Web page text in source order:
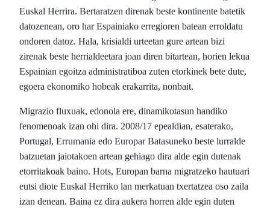
Euskal Herrira. Bertaratzen direnak beste kontinente batetik
datozenean, oro har Espainiako erregioren batean erroldatu
ondoren datoz. Hala, krisialdi urteetan gure artean bizi
zirenak beste herrialdeetara joan diren bitartean, horien lekua
Espainian egoitza administratiboa zuten etorkinek bete dute,
egoera ekonomiko hobeak erakarrita, nonbait.
Migrazio fluxuak, edonola ere, dinamikotasun handiko
fenomenoak izan ohi dira. 2008/17 epealdian, esaterako,
Portugal, Errumania edo Europar Batasuneko beste lurralde
batzuetan jaiotakoen artean gehiago dira alde egin dutenak
etorritakoak baino. Hots, Europan barna migratzeko hautuari
eutsi diote Euskal Herriko lan merkatuan txertatzea oso zaila
izan denean. Baina ez dira aukera horren alde egin duten